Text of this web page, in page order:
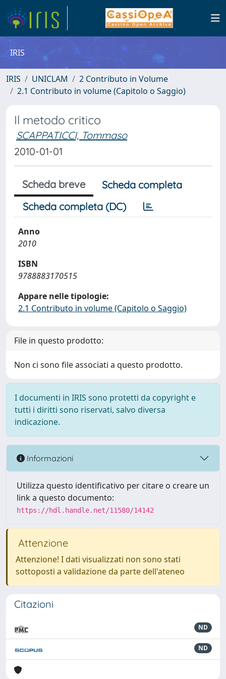
IRIS
IRIS UNICLAM
2 Contributo in Volume
2.1 Contributo in volume (Capitolo o Saggio)
Il metodo critico
SCAPPATICCI, Tommaso
2010-01-01
Scheda breve
Scheda completa
Scheda completa (DC)
Anno
2010
ISBN
9788883170515
Appare nelle tipologie:
2.1 Contributo in volume (Capitolo o Saggio)
File in questo prodotto:
Non ci sono file associati a questo prodotto.
I documenti in IRIS sono protetti da copyright e
tutti i diritti sono riservati, salvo diversa
indicazione.
Informazioni
Utilizza questo identificativo per citare o creare un
link a questo documento:
https://hdl.handle.net/11580/14142
Attenzione
Attenzione! I dati visualizzati non sono stati
sottoposti a validazione da parte dell'ateneo
Citazioni
ND
ND